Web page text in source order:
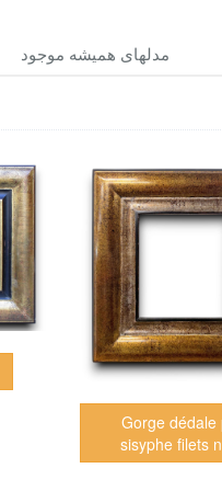
مدلهاى هميشه موجود
Gorge dédale
sisyphe filets